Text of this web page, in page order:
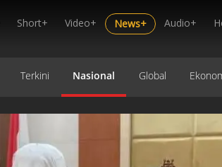
Short+ Video+ News+ Audio+
Terkini Nasional Global